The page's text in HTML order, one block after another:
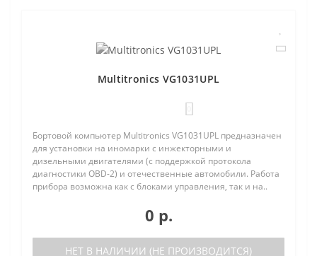
Multitronics VG1031UPL
Бортовой компьютер Multitronics VG1031UPL предназначен
для установки на иномарки с инжекторными и
дизельными двигателями (с поддержкой протокола
диагностики OBD-2) и отечественные автомобили. Работа
прибора возможна как с блоками управления, так и на..
0 р.
НЕТ В НАЛИЧИИ (НЕ ПРОИЗВОДИТСЯ)